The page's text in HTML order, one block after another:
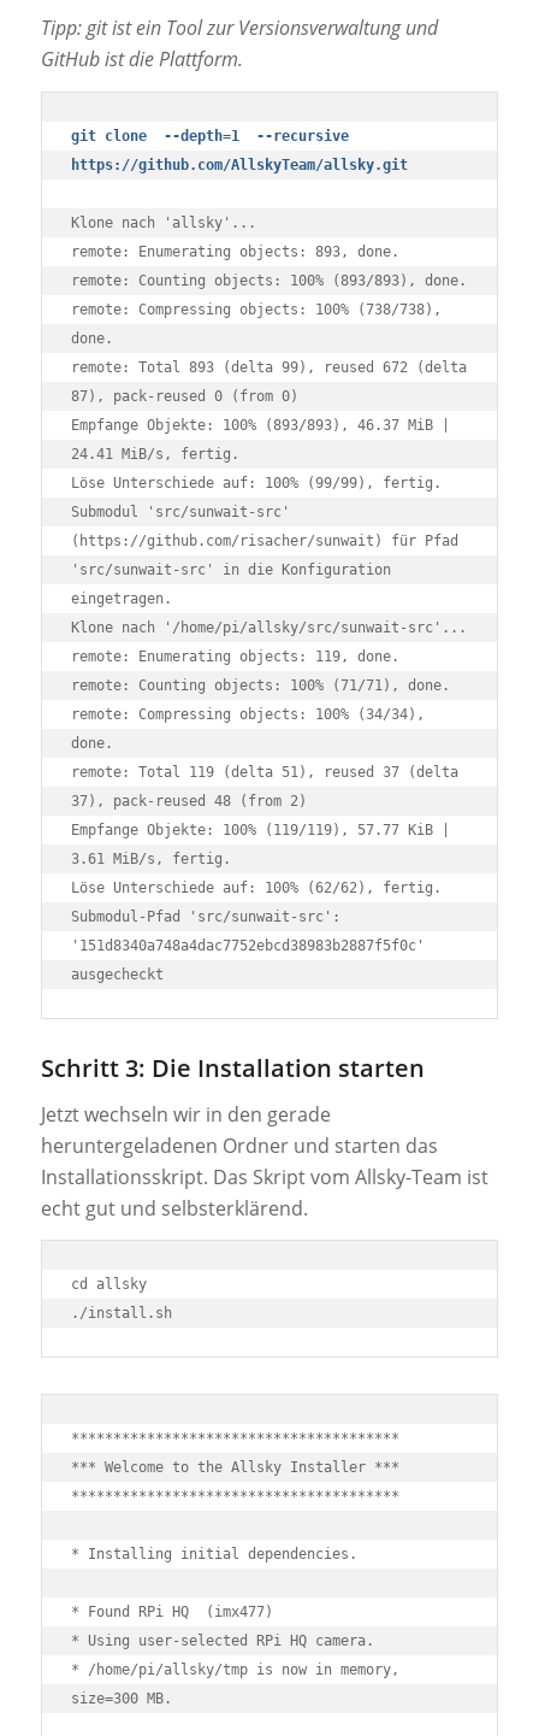
Tipp: git ist ein Tool zur Versionsverwaltung und
GitHub ist die Plattform.
git clone  --depth=1  --recursive
https://github.com/AllskyTeam/allsky.git
Klone nach 'allsky'...
remote: Enumerating objects: 893, done.
remote: Counting objects: 100% (893/893), done.
remote: Compressing objects: 100% (738/738),
done.
remote: Total 893 (delta 99), reused 672 (delta
87), pack-reused 0 (from 0)
Empfange Objekte: 100% (893/893), 46.37 MiB |
24.41 MiB/s, fertig.
Löse Unterschiede auf: 100% (99/99), fertig.
Submodul 'src/sunwait-src'
(https://github.com/risacher/sunwait) für Pfad
'src/sunwait-src' in die Konfiguration
eingetragen.
Klone nach '/home/pi/allsky/src/sunwait-src'...
remote: Enumerating objects: 119, done.
remote: Counting objects: 100% (71/71), done.
remote: Compressing objects: 100% (34/34),
done.
remote: Total 119 (delta 51), reused 37 (delta
37), pack-reused 48 (from 2)
Empfange Objekte: 100% (119/119), 57.77 KiB |
3.61 MiB/s, fertig.
Löse Unterschiede auf: 100% (62/62), fertig.
Submodul-Pfad 'src/sunwait-src':
'151d8340a748a4dac7752ebcd38983b2887f5f0c'
ausgecheckt
Schritt 3: Die Installation starten
Jetzt wechseln wir in den gerade
heruntergeladenen Ordner und starten das
Installationsskript. Das Skript vom Allsky-Team ist
echt gut und selbsterklärend.
cd allsky
***************************************
*** Welcome to the Allsky Installer ***
***************************************
* Installing initial dependencies.
* Found RPi HQ  (imx477)
* Using user-selected RPi HQ camera.
* /home/pi/allsky/tmp is now in memory,
size=300 MB.